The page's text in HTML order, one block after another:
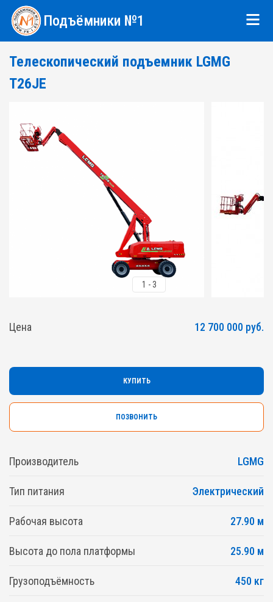
Подъёмники №1
Телескопический подъемник LGMG
T26JE
1 -3
Цена 12 700 000 руб.
КУПИТЬ
ПОЗВОНИТЬ
Производитель LGMG
Тип питания Электрический
Рабочая высота 27.90 м
Высота до пола платформы 25.90 м
Грузоподъёмность 450 кг